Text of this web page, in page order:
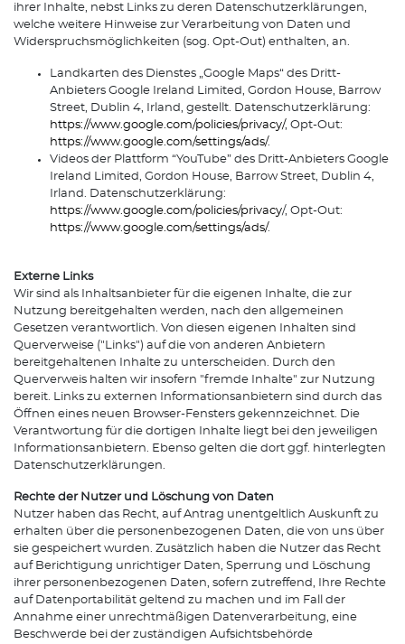
ihrer Inhalte, nebst Links zu deren Datenschutzerklärungen,
welche weitere Hinweise zur Verarbeitung von Daten und
Widerspruchsmöglichkeiten (sog. Opt-Out) enthalten, an.
Landkarten des Dienstes „Google Maps“ des Dritt-
Anbieters Google Ireland Limited, Gordon House, Barrow
Street, Dublin 4, Irland, gestellt. Datenschutzerklärung:
https://www.google.com/policies/privacy/, Opt-Out:
https://www.google.com/settings/ads/.
Videos der Plattform “YouTube” des Dritt-Anbieters Google
Ireland Limited, Gordon House, Barrow Street, Dublin 4,
Irland. Datenschutzerklärung:
https://www.google.com/policies/privacy/, Opt-Out:
https://www.google.com/settings/ads/.
Externe Links
Wir sind als Inhaltsanbieter für die eigenen Inhalte, die zur
Nutzung bereitgehalten werden, nach den allgemeinen
Gesetzen verantwortlich. Von diesen eigenen Inhalten sind
Querverweise ("Links") auf die von anderen Anbietern
bereitgehaltenen Inhalte zu unterscheiden. Durch den
Querverweis halten wir insofern "fremde Inhalte" zur Nutzung
bereit. Links zu externen Informationsanbietern sind durch das
Öffnen eines neuen Browser-Fensters gekennzeichnet. Die
Verantwortung für die dortigen Inhalte liegt bei den jeweiligen
Informationsanbietern. Ebenso gelten die dort ggf. hinterlegten
Datenschutzerklärungen.
Rechte der Nutzer und Löschung von Daten
Nutzer haben das Recht, auf Antrag unentgeltlich Auskunft zu
erhalten über die personenbezogenen Daten, die von uns über
sie gespeichert wurden. Zusätzlich haben die Nutzer das Recht
auf Berichtigung unrichtiger Daten, Sperrung und Löschung
ihrer personenbezogenen Daten, sofern zutreffend, Ihre Rechte
auf Datenportabilität geltend zu machen und im Fall der
Annahme einer unrechtmäßigen Datenverarbeitung, eine
Beschwerde bei der zuständigen Aufsichtsbehörde